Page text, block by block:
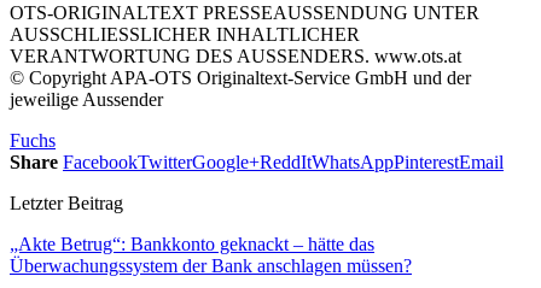
OTS-ORIGINALTEXT PRESSEAUSSENDUNG UNTER
AUSSCHLIESSLICHER INHALTLICHER
VERANTWORTUNG DES AUSSENDERS. www.ots.at
© Copyright APA-OTS Originaltext-Service GmbH und der
jeweilige Aussender
Fuchs
Share FacebookTwitterGoogle+ReddItWhatsAppPinterestEmail
Letzter Beitrag
„Akte Betrug“: Bankkonto geknackt – hätte das
Überwachungssystem der Bank anschlagen müssen?